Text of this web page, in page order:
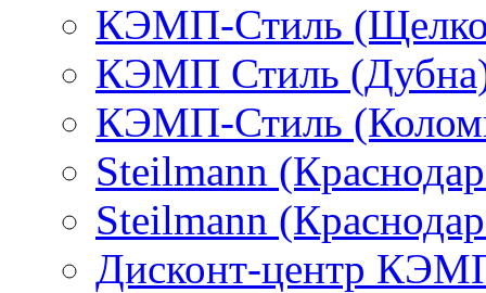
КЭМП-Стиль
КЭМП Стиль
КЭМП-Стиль
Steilmann
Steilmann
Дисконт-центр